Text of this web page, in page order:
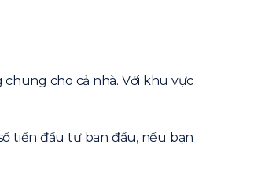
cho cả nhà. Với khu vực
tiền đầu tư ban đầu, nếu bạn